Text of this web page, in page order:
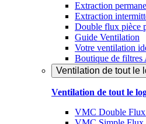
Extraction
Extraction
Double flux pièce
Guide Ventilation
Votre ventilation
Boutique de filtres
Ventilation de tout le
Ventilation de tout le
VMC Double Flux